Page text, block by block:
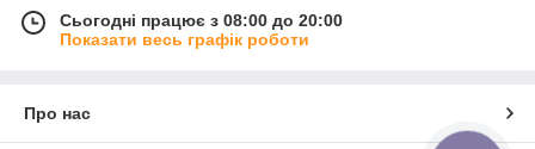
Сьогодні працює з 08:00 до 20:00
Показати весь графік роботи
Про нас